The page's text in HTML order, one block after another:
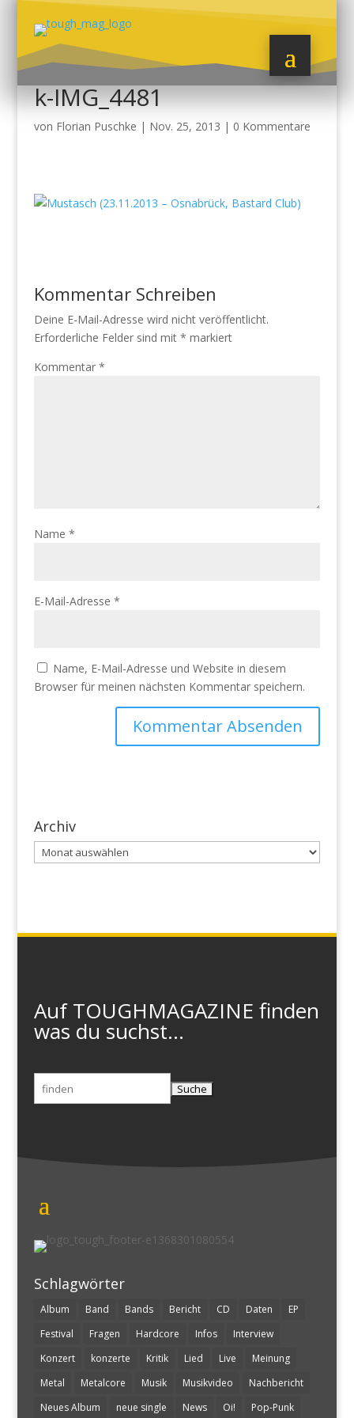
k-IMG_4481
von Florian Puschke | Nov. 25, 2013 | 0 Kommentare
Kommentar Schreiben
Deine E-Mail-Adresse wird nicht veröffentlicht.
Erforderliche Felder sind mit * markiert
Kommentar *
Name *
E-Mail-Adresse *
Name, E-Mail-Adresse und Website in diesem
Browser für meinen nächsten Kommentar speichern.
Archiv
Archiv
Auf TOUGHMAGAZINE finden
was du suchst...
Suchen
nach:
Schlagwörter
Album Band Bands Bericht CD Daten
EP
Festival
Fragen Hardcore Infos
Interview
Konzert
konzerte Kritik Lied Live
Meinung
Metal
Metalcore Musik Musikvideo
Nachbericht
Neues Album
neue single News Oi! Pop-Punk